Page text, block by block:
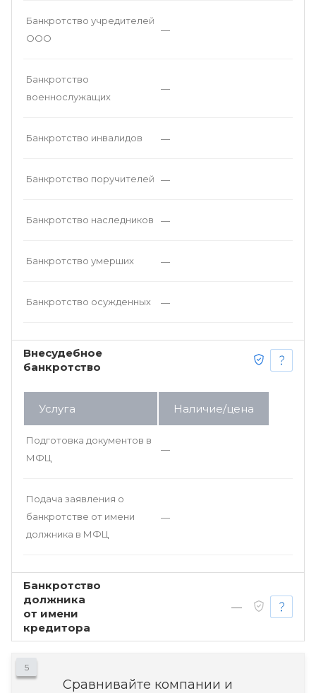
Банкротство учредителей
ООО
—
Банкротство
военнослужащих
—
Банкротство инвалидов —
Банкротство поручителей —
Банкротство наследников —
Банкротство умерших —
Банкротство осужденных —
Внесудебное
банкротство
Услуга Наличие/цена
Подготовка документов в
МФЦ
—
Подача заявления о
банкротстве от имени
должника в МФЦ
—
Банкротство
должника
от имени
кредитора
—
5
Сравнивайте компании и